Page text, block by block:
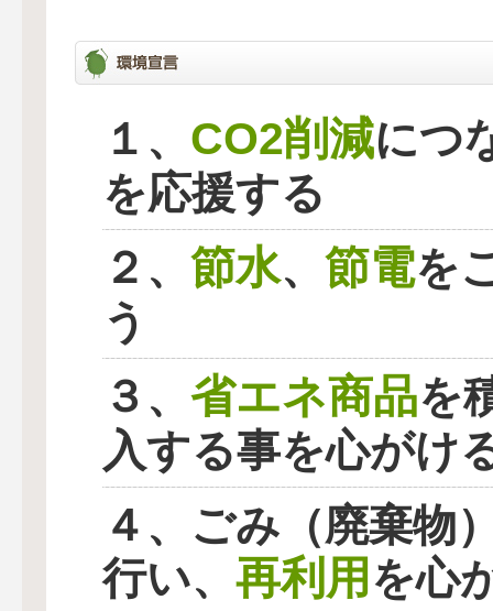
１、 CO2削減につ
を応援する
２、 節水、 節電を
う
３、 省エネ商品を
入する事を心がけ
４、ごみ（廃棄物
行い、 再利用を心